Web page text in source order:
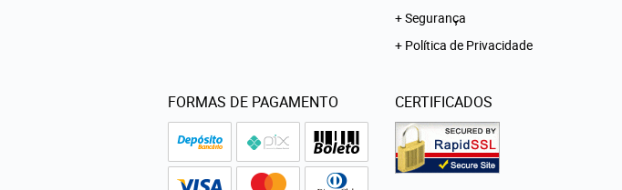
Segurança
Política de Privacidade
FORMAS DE PAGAMENTO CERTIFICADOS